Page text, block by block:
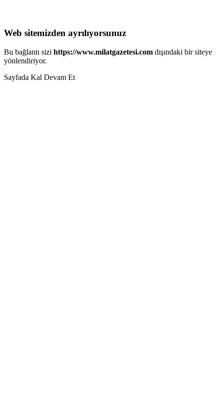
Web sitemizden ayrılıyorsunuz
Bu bağlantı sizi https://www.milatgazetesi.com dışındaki bir siteye
yönlendiriyor.
Sayfada Kal Devam Et